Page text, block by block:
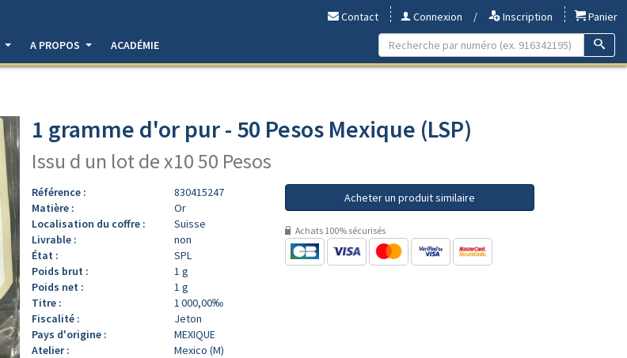
Contact Connexion / Inscription
Panier
A PROPOS ACADÉMIE
1 gramme d'or pur - 50 Pesos Mexique (LSP)
Issu d un lot de x10 50 Pesos
Référence :
830415247
Matière :
Or
Localisation du coffre :
Suisse
Livrable :
non
État :
SPL
Poids brut :
1 g
Poids net :
1 g
Titre :
1 000,00‰
Fiscalité :
Jeton
Pays d'origine :
MEXIQUE
Atelier :
Mexico (M)
Acheter un produit similaire
Achats 100% sécurisés